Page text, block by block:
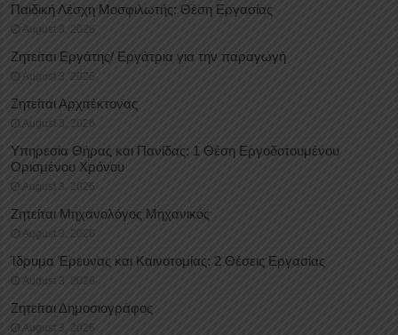
Παιδική Λέσχη Μοσφιλωτής: Θέση Εργασίας
August 3, 2026
Ζητείται Εργάτης/ Εργάτρια για την παραγωγή
August 3, 2026
Ζητείται Αρχιτέκτονας
August 3, 2026
Υπηρεσία Θήρας και Πανίδας: 1 Θέση Eργοδοτουμένου
Oρισμένου Xρόνου
August 3, 2026
Ζητείται Μηχανολόγος Μηχανικός
August 3, 2026
Ίδρυμα Έρευνας και Καινοτομίας: 2 Θέσεις Εργασίας
August 3, 2026
Ζητείται Δημοσιογράφος
August 3, 2026